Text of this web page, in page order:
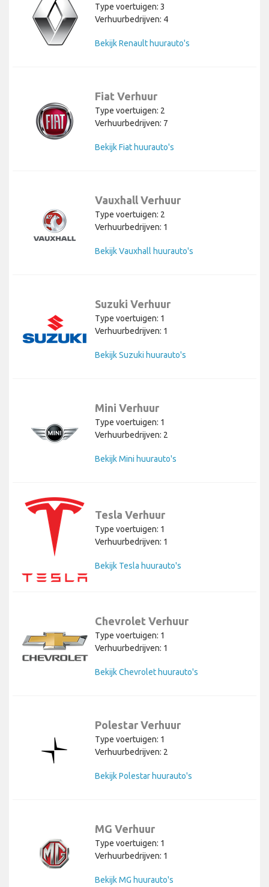
Type voertuigen: 3
Verhuurbedrijven: 4
Bekijk Renault huurauto's
Fiat Verhuur
Type voertuigen: 2
Verhuurbedrijven: 7
Bekijk Fiat huurauto's
Vauxhall Verhuur
Type voertuigen: 2
Verhuurbedrijven: 1
Bekijk Vauxhall huurauto's
Suzuki Verhuur
Type voertuigen: 1
Verhuurbedrijven: 1
Bekijk Suzuki huurauto's
Mini Verhuur
Type voertuigen: 1
Verhuurbedrijven: 2
Bekijk Mini huurauto's
Tesla Verhuur
Type voertuigen: 1
Verhuurbedrijven: 1
Bekijk Tesla huurauto's
Chevrolet Verhuur
Type voertuigen: 1
Verhuurbedrijven: 1
Bekijk Chevrolet huurauto's
Polestar Verhuur
Type voertuigen: 1
Verhuurbedrijven: 2
Bekijk Polestar huurauto's
MG Verhuur
Type voertuigen: 1
Verhuurbedrijven: 1
Bekijk MG huurauto's